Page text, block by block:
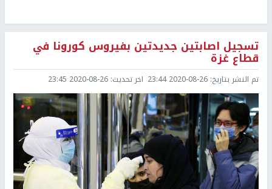
تسجيل اصابتين جديدتين بفيروس كورونا في
قطاع غزة
تم النشر بتاريخ: 2020-08-26 23:44 اخر تحديث: 2020-08-26 23:45